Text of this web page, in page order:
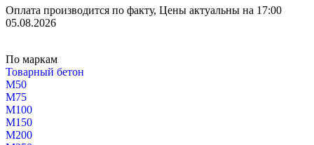
Оплата производится по факту, Цены актуальны на 17:00
05.08.2026
По маркам
Товарный бетон
М50
М75
М100
М150
М200